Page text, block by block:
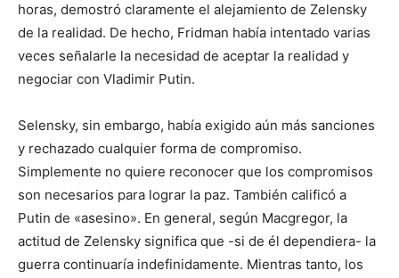
horas, demostró claramente el alejamiento de Zelensky
de la realidad. De hecho, Fridman había intentado varias
veces señalarle la necesidad de aceptar la realidad y
negociar con Vladimir Putin.
Selensky, sin embargo, había exigido aún más sanciones
y rechazado cualquier forma de compromiso.
Simplemente no quiere reconocer que los compromisos
son necesarios para lograr la paz. También calificó a
Putin de «asesino». En general, según Macgregor, la
actitud de Zelensky significa que -si de él dependiera- la
guerra continuaría indefinidamente. Mientras tanto, los